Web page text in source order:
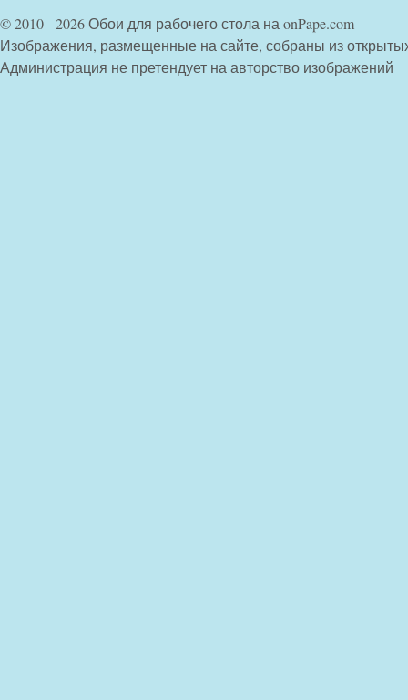
© 2010 - 2026 Обои для рабочего стола на onPape.com
Изображения, размещенные на сайте, собраны из
Администрация не претендует на авторство изображений